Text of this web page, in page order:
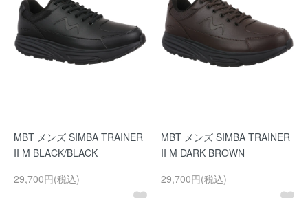
MBT メンズ SIMBA TRAINER
II M BLACK/BLACK
29,700円(税込)
MBT メンズ SIMBA TRAINER
II M DARK BROWN
29,700円(税込)